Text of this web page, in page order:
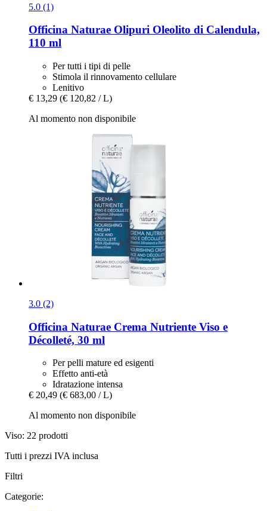
5.0 (1)
Officina Naturae Olipuri Oleolito di Calendula,
110 ml
Per tutti i tipi di pelle
Stimola il rinnovamento cellulare
Lenitivo
€ 13,29 (€ 120,82 / L)
Al momento non disponibile
3.0 (2)
Officina Naturae Crema Nutriente Viso e
Décolleté, 30 ml
Per pelli mature ed esigenti
Effetto anti-età
Idratazione intensa
€ 20,49 (€ 683,00 / L)
Al momento non disponibile
Viso: 22 prodotti
Tutti i prezzi IVA inclusa
Filtri
Categorie: